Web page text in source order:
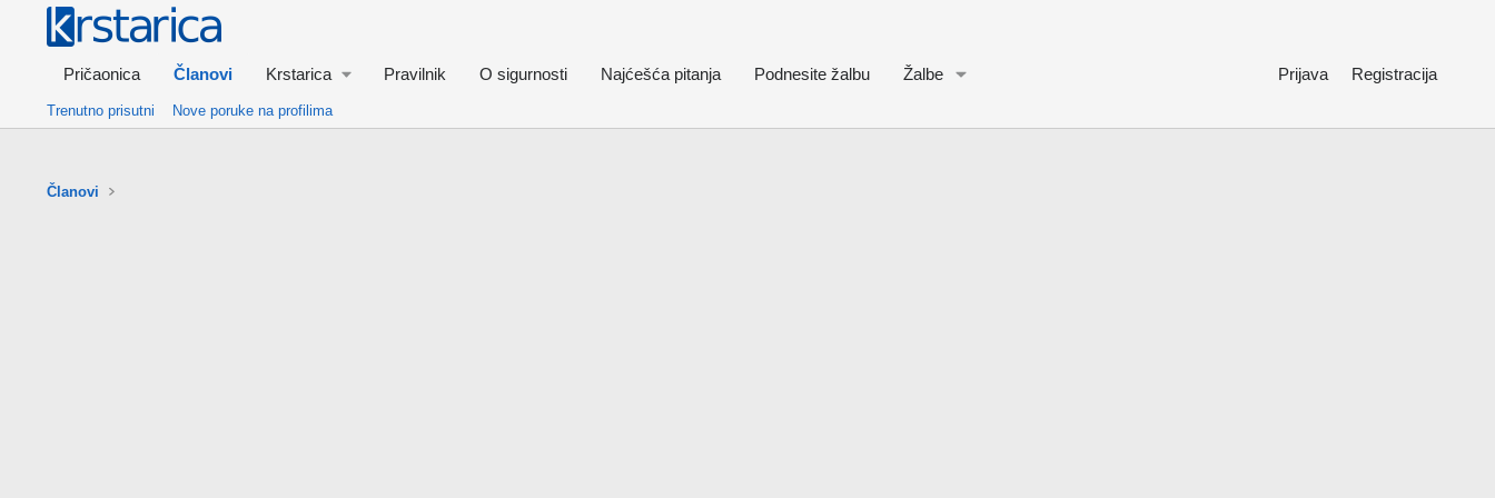
Pričaonica Članovi Krstarica Pravilnik O sigurnosti Najćešća pitanja Podnesite žalbu Žalbe Prijava Registracija
Trenutno prisutni Nove poruke na profilima
Članovi